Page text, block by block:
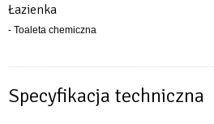
Łazienka
- Toaleta chemiczna
Specyfikacja techniczna